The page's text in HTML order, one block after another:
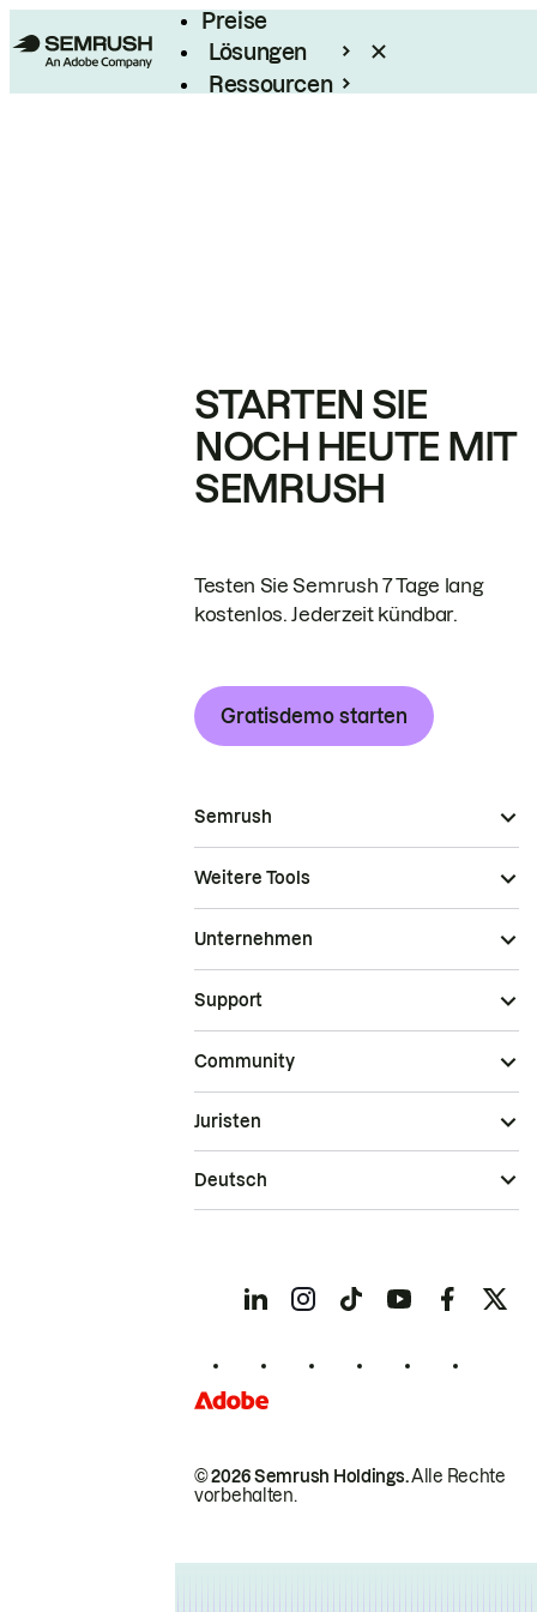
Preise
Lösungen
Ressourcen
STARTEN SIE
NOCH HEUTE MIT
SEMRUSH
Testen Sie Semrush 7 Tage lang
kostenlos. Jederzeit kündbar.
Gratisdemo starten
Semrush
Weitere Tools
Unternehmen
Support
Community
© 2026 Semrush Holdings.Alle Rechte
vorbehalten.
Juristen
Deutsch